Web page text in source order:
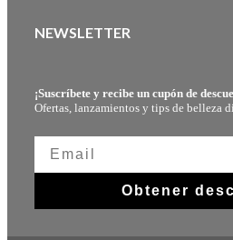
NEWSLETTER
¡Suscríbete y recibe un cupón de
Ofertas, lanzamientos y tips de belleza
Obtener